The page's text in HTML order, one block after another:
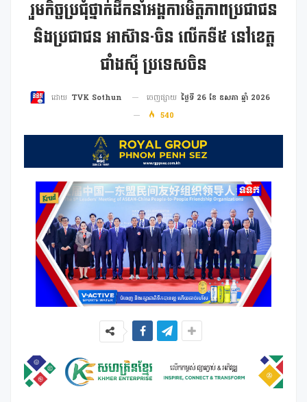
រួមកិច្ចប្រជុំថ្នាក់ដឹកនាំអង្គការមិត្តភាពប្រជាជន
និងប្រជាជន អាស៊ាន-ចិន លើកទី៥ នៅខេត្ត
ជាំងស៊ី ប្រទេសចិន
ដោយ TVK Sothun ចេញផ្សាយ ថ្ងៃទី 26 ខែ ឧសភា ឆ្នាំ 2026
540